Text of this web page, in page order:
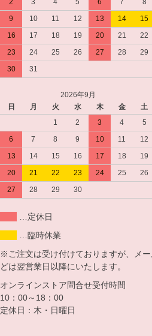
2
3 4 5 6 7
8
9
10 11 12 13 14
15
16
17 18 19 20 21
22
23
24 25 26 27 28
29
30
31
2026年9月
日
月 火 水 木 金
土
1
2 3 4
5
6
7 8 9 10 11
12
13
14 15 16 17 18
19
20
21 22 23 24 25
26
27
28 29 30
…定休日
…臨時休業
※ご注文は受け付けておりますが、メ
どは翌営業日以降にいたします。
オンラインストア問合せ受付時間
10：00～18：00
定休日：木・日曜日